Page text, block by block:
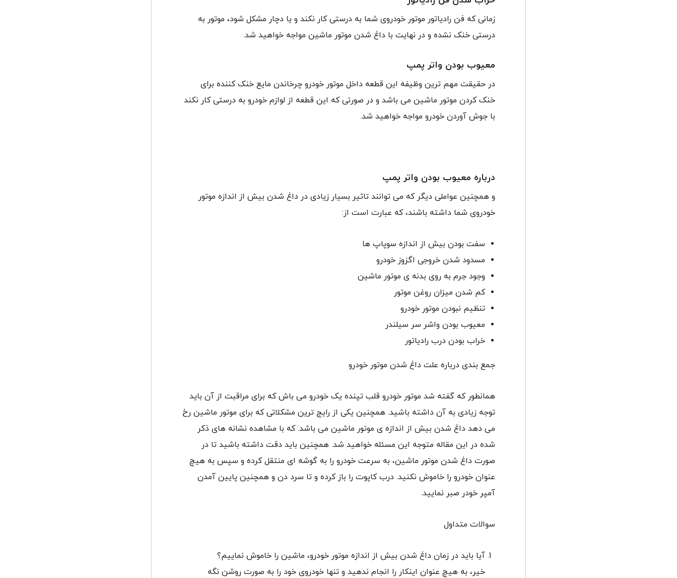
زمانی که فن رادیاتور موتور خودروی شما به درستی کار نکند و یا دچار مشکل شود، موتور به
درستی خنک نشده و در نهایت با داغ شدن موتور ماشین مواجه خواهید شد.
معیوب بودن واتر پمپ
در حقیقت مهم ترین وظیفه این قطعه داخل موتور خودرو چرخاندن مایع خنک کننده برای
خنک کردن موتور ماشین می باشد و در صورتی که این قطعه از لوازم خودرو به درستی کار نکند
با جوش آوردن خودرو مواجه خواهید شد.
درباره معیوب بودن واتر پمپ
و همچنین عواملی دیگر که می توانند تاثیر بسیار زیادی در داغ شدن بیش از اندازه موتور
خودروی شما داشته باشند، که عبارت است از:
سفت بودن بیش از اندازه سوپاپ ها
مسدود شدن خروجی اگزوز خودرو
وجود جرم به روی بدنه ی موتور ماشین
کم شدن میزان روغن موتور
تنظیم نبودن موتور خودرو
معیوب بودن واشر سر سیلندر
خراب بودن درب رادیاتور
جمع بندی درباره علت داغ شدن موتور خودرو
همانطور که گفته شد موتور خودرو قلب تپنده یک خودرو می باش که برای مراقبت از آن باید
توجه زیادی به آن داشته باشید. همچنین یکی از رایج ترین مشکلاتی که برای موتور ماشین رخ
می دهد داغ شدن بیش از اندازه ی موتور ماشین می باشد. که با مشاهده نشانه های ذکر
شده در این مقاله متوجه این مسئله خواهید شد. همچنین باید دقت داشته باشید تا در
صورت داغ شدن موتور ماشین، به سرعت خودرو را به گوشه ای منتقل کرده و سپس به هیچ
عنوان خودرو را خاموش نکنید. درب کاپوت را باز کرده و تا سرد دن و همچنین پایین آمدن
آمپر خودر صبر نمایید.
سوالات متداول
آیا باید در زمان داغ شدن بیش از اندازه موتور خودرو، ماشین را خاموش نماییم؟
خیر، به هیچ عنوان اینکار را انجام ندهید و تنها خودروی خود را به صورت روشن نگه